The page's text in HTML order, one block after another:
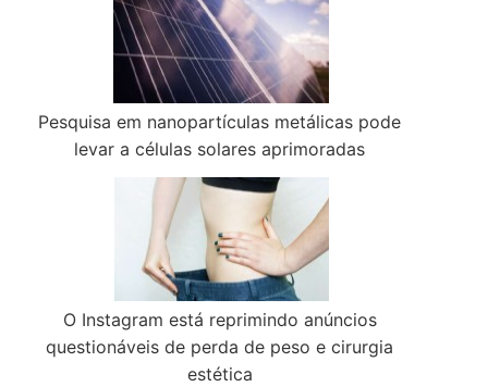
Pesquisa em nanopartículas metálicas pode
levar a células solares aprimoradas
O Instagram está reprimindo anúncios
questionáveis ​​de perda de peso e cirurgia
estética